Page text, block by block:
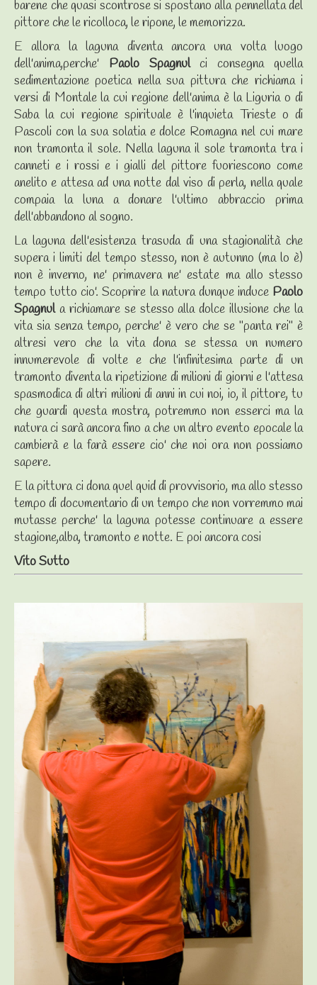
barene che quasi scontrose si spostano alla pennellata del
pittore che le ricolloca, le ripone, le memorizza.
E allora la laguna diventa ancora una volta luogo
dell'anima,perche' Paolo Spagnulci consegna quella
sedimentazione poetica nella sua pittura che richiama i
versi di Montale la cui regione dell'anima è la Liguria o di
Saba la cui regione spirituale è l'inquieta Trieste o di
Pascoli con la sua solatia e dolce Romagna nel cui mare
non tramonta il sole. Nella laguna il sole tramonta tra i
canneti e i rossi e i gialli del pittore fuoriescono come
anelito e attesa ad una notte dal viso di perla, nella quale
compaia la luna a donare l'ultimo abbraccio prima
dell'abbandono al sogno.
La laguna dell'esistenza trasuda di una stagionalità che
supera i limiti del tempo stesso, non è autunno (ma lo è)
non è inverno, ne' primavera ne' estate ma allo stesso
tempo tutto cio'. Scoprire la natura dunque induce Paolo
Spagnula richiamare se stesso alla dolce illusione che la
vita sia senza tempo, perche' è vero che se "panta rei" è
altresi vero che la vita dona se stessa un numero
innumerevole di volte e che l'infinitesima parte di un
tramonto diventa la ripetizione di milioni di giorni e l'attesa
spasmodica di altri milioni di anni in cui noi, io, il pittore, tu
che guardi questa mostra, potremmo non esserci ma la
natura ci sarà ancora fino a che un altro evento epocale la
cambierà e la farà essere cio' che noi ora non possiamo
sapere.
E la pittura ci dona quel quid di provvisorio, ma allo stesso
tempo di documentario di un tempo che non vorremmo mai
mutasse perche' la laguna potesse continuare a essere
stagione,alba, tramonto e notte. E poi ancora cosi
Vito Sutto